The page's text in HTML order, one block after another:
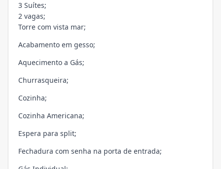
3 Suítes;
2 vagas;
Torre com vista mar;
Acabamento em gesso;
Aquecimento a Gás;
Churrasqueira;
Cozinha;
Cozinha Americana;
Espera para split;
Fechadura com senha na porta de entrada;